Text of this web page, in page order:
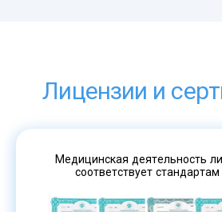
Лицензии и
Медицинская деятельность
соответствует